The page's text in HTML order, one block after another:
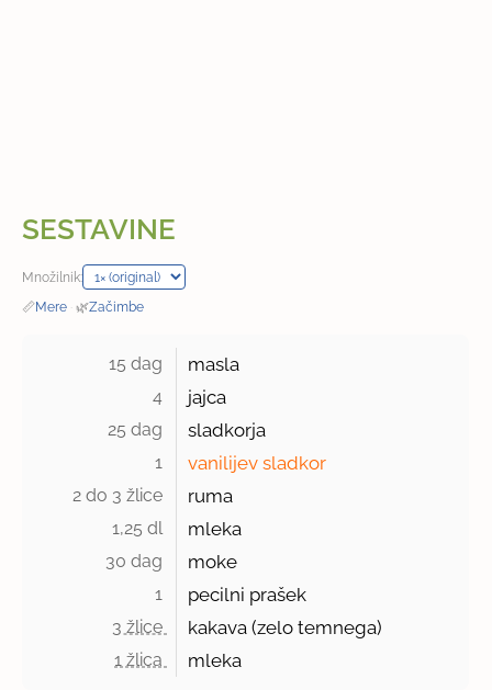
SESTAVINE
Množilnik:
📏Mere · 🌿Začimbe
15 dag masla
4 jajca
25 dag sladkorja
1 vanilijev sladkor
2 do 3 žlice ruma
1,25 dl mleka
30 dag moke
1 pecilni prašek
3 žlice kakava (zelo temnega)
1 žlica mleka